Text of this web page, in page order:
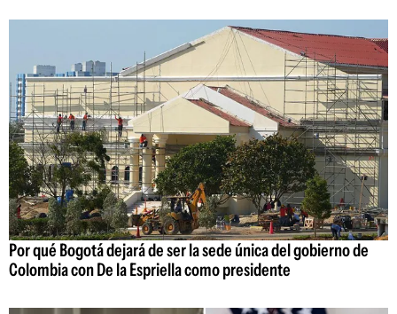
Por qué Bogotá dejará de ser la sede única del gobierno de
Colombia con De la Espriella como presidente